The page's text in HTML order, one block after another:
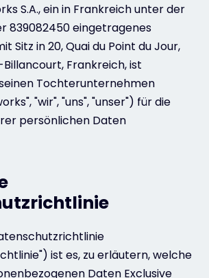
S.A., ein in Frankreich unter der
839082450 eingetragenes
Sitz in 20, Quai du Point du Jour,
Billancourt, Frankreich, ist
Tochterunternehmen
"wir", "uns", "unser") für die
persönlichen Daten
ist es, zu erläutern, welche
Daten Exclusive